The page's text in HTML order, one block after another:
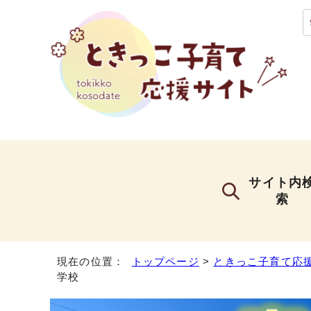
サイト内
索
現在の位置： トップページ > ときっこ子育て応
学校